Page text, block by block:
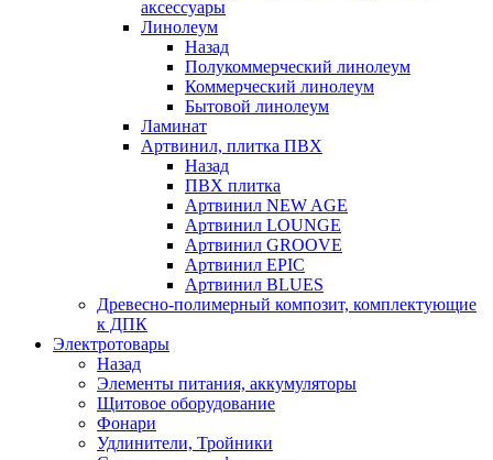
аксессуары
Линолеум
Назад
Полукоммерческий линолеум
Коммерческий линолеум
Бытовой линолеум
Ламинат
Артвинил, плитка ПВХ
Назад
ПВХ плитка
Артвинил NEW AGE
Артвинил LOUNGE
Артвинил GROOVE
Артвинил EPIC
Артвинил BLUES
Древесно-полимерный композит, комплектующие
к ДПК
Электротовары
Назад
Элементы питания, аккумуляторы
Щитовое оборудование
Фонари
Удлинители, Тройники